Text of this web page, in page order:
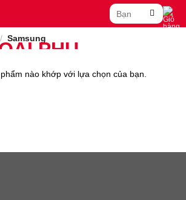
Tìm
kiếm:
/ Samsung
nào khớp với lựa chọn của bạn.